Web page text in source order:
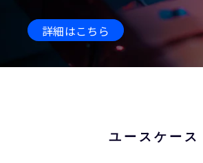
詳細はこちら
ユースケース